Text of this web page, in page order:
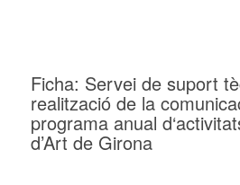
Ficha: Servei de suport
realització de la
programa anual
d’Art de Girona